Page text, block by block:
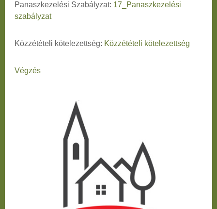
Panaszkezelési Szabályzat: 17_Panaszkezelési
szabályzat
Közzétételi kötelezettség: Közzétételi kötelezettség
Végzés